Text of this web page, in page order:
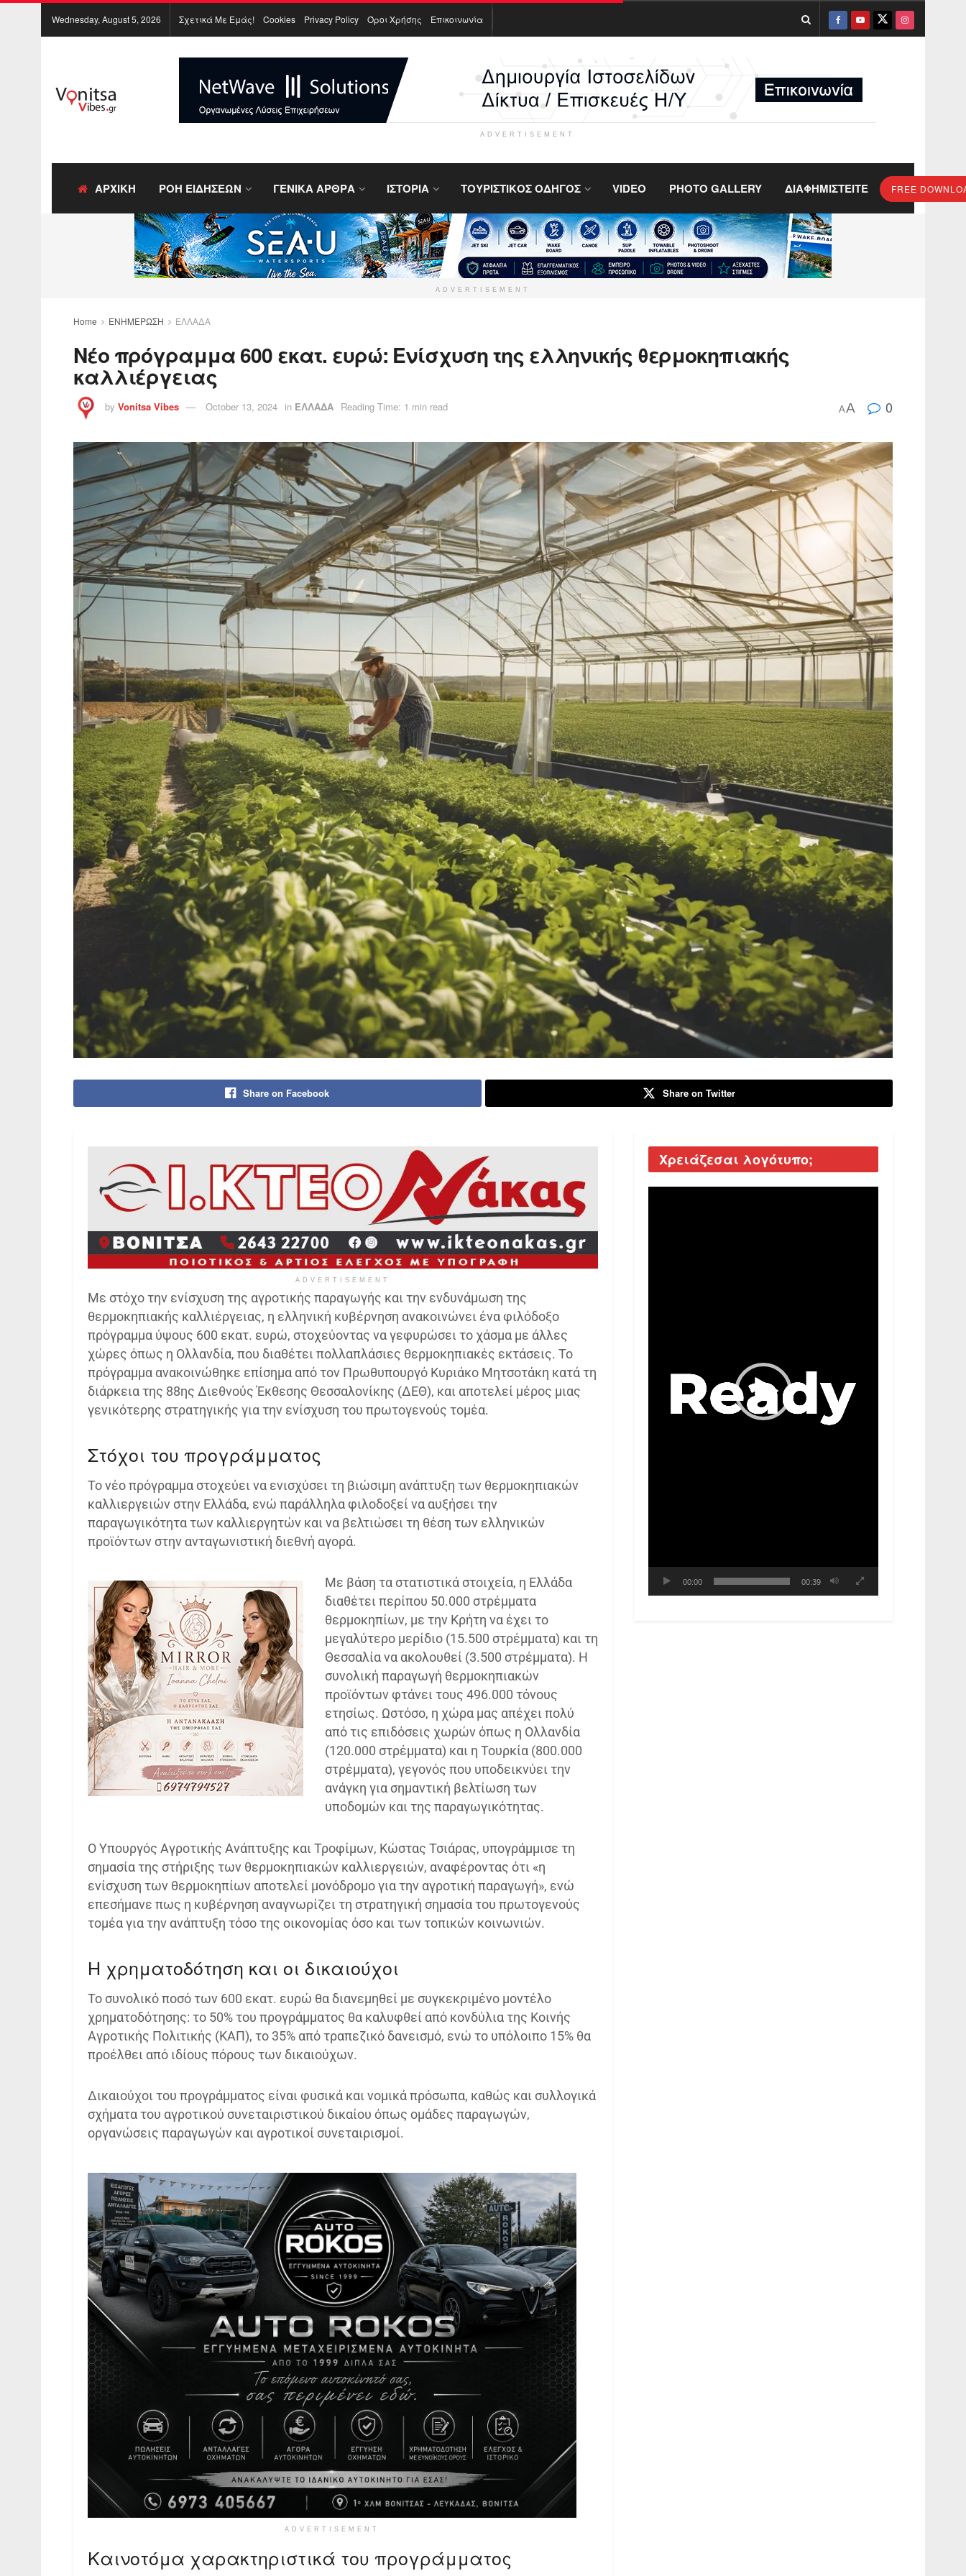
Wednesday, August 5, 2026 Σχετικά Με Εμάς! Cookies Privacy Policy Όροι Χρήσης Επικοινωνία
ADVERTISEMENT
ΑΡΧΙΚΗ ΡΟΗ ΕΙΔΗΣΕΩΝ ΓΕΝΙΚΑ ΑΡΘΡΑ ΙΣΤΟΡΙΑ ΤΟΥΡΙΣΤΙΚΟΣ ΟΔΗΓΟΣ VIDEO PHOTO GALLERY ΔΙΑΦΗΜΙΣΤΕΙΤΕ FREE
ADVERTISEMENT
Home ΕΝΗΜΕΡΩΣΗ ΕΛΛΑΔΑ
Νέο πρόγραμμα 600 εκατ. ευρώ: Ενίσχυση της ελληνικής θερμοκηπιακής
καλλιέργειας
by Vonitsa Vibes October 13, 2024 in ΕΛΛΑΔΑ Reading Time: 1 min read AA 0
Share on Facebook Share on Twitter
ADVERTISEMENT
Με στόχο την ενίσχυση της αγροτικής παραγωγής και την ενδυνάμωση της
θερμοκηπιακής καλλιέργειας, η ελληνική κυβέρνηση ανακοινώνει ένα φιλόδοξο
πρόγραμμα ύψους 600 εκατ. ευρώ, στοχεύοντας να γεφυρώσει το χάσμα με άλλες
χώρες όπως η Ολλανδία, που διαθέτει πολλαπλάσιες θερμοκηπιακές εκτάσεις. Το
πρόγραμμα ανακοινώθηκε επίσημα από τον Πρωθυπουργό Κυριάκο Μητσοτάκη κατά τη
διάρκεια της 88ης Διεθνούς Έκθεσης Θεσσαλονίκης (ΔΕΘ), και αποτελεί μέρος μιας
γενικότερης στρατηγικής για την ενίσχυση του πρωτογενούς τομέα.
Στόχοι του προγράμματος
Το νέο πρόγραμμα στοχεύει να ενισχύσει τη βιώσιμη ανάπτυξη των θερμοκηπιακών
καλλιεργειών στην Ελλάδα, ενώ παράλληλα φιλοδοξεί να αυξήσει την
παραγωγικότητα των καλλιεργητών και να βελτιώσει τη θέση των ελληνικών
προϊόντων στην ανταγωνιστική διεθνή αγορά.
Με βάση τα στατιστικά στοιχεία, η Ελλάδα
διαθέτει περίπου 50.000 στρέμματα
θερμοκηπίων, με την Κρήτη να έχει το
μεγαλύτερο μερίδιο (15.500 στρέμματα) και τη
Θεσσαλία να ακολουθεί (3.500 στρέμματα). Η
συνολική παραγωγή θερμοκηπιακών
προϊόντων φτάνει τους 496.000 τόνους
ετησίως. Ωστόσο, η χώρα μας απέχει πολύ
από τις επιδόσεις χωρών όπως η Ολλανδία
(120.000 στρέμματα) και η Τουρκία (800.000
στρέμματα), γεγονός που υποδεικνύει την
ανάγκη για σημαντική βελτίωση των
υποδομών και της παραγωγικότητας.
Ο Υπουργός Αγροτικής Ανάπτυξης και Τροφίμων, Κώστας Τσιάρας, υπογράμμισε τη
σημασία της στήριξης των θερμοκηπιακών καλλιεργειών, αναφέροντας ότι «η
ενίσχυση των θερμοκηπίων αποτελεί μονόδρομο για την αγροτική παραγωγή», ενώ
επεσήμανε πως η κυβέρνηση αναγνωρίζει τη στρατηγική σημασία του πρωτογενούς
τομέα για την ανάπτυξη τόσο της οικονομίας όσο και των τοπικών κοινωνιών.
Η χρηματοδότηση και οι δικαιούχοι
Το συνολικό ποσό των 600 εκατ. ευρώ θα διανεμηθεί με συγκεκριμένο μοντέλο
χρηματοδότησης: το 50% του προγράμματος θα καλυφθεί από κονδύλια της Κοινής
Αγροτικής Πολιτικής (ΚΑΠ), το 35% από τραπεζικό δανεισμό, ενώ το υπόλοιπο 15% θα
προέλθει από ιδίους πόρους των δικαιούχων.
Δικαιούχοι του προγράμματος είναι φυσικά και νομικά πρόσωπα, καθώς και συλλογικά
σχήματα του αγροτικού συνεταιριστικού δικαίου όπως ομάδες παραγωγών,
οργανώσεις παραγωγών και αγροτικοί συνεταιρισμοί.
ADVERTISEMENT
Καινοτόμα χαρακτηριστικά του προγράμματος
Χρειάζεσαι λογότυπο;
00:00 00:39